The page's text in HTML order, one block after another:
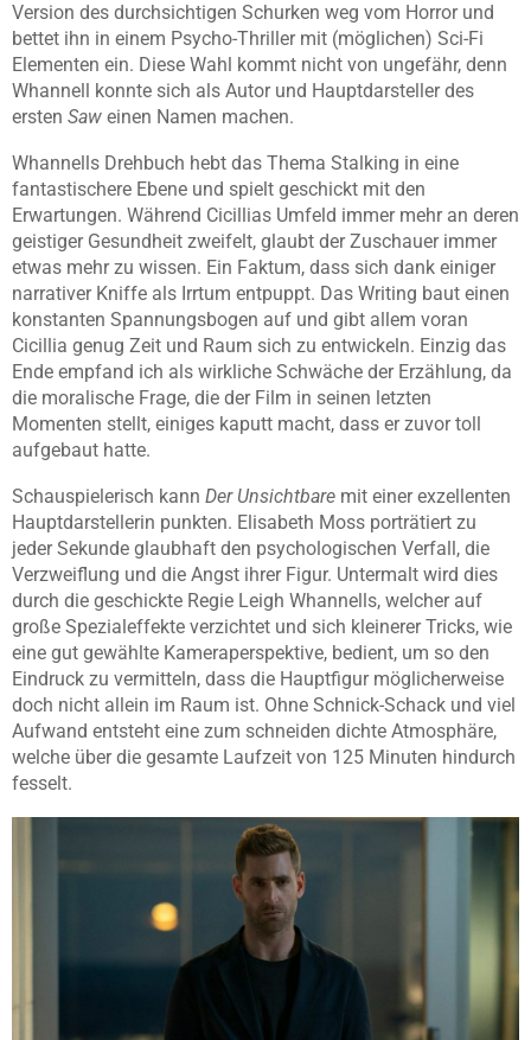
Version des durchsichtigen Schurken weg vom Horror und
bettet ihn in einem Psycho-Thriller mit (möglichen) Sci-Fi
Elementen ein. Diese Wahl kommt nicht von ungefähr, denn
Whannell konnte sich als Autor und Hauptdarsteller des
ersten Saw einen Namen machen.
Whannells Drehbuch hebt das Thema Stalking in eine
fantastischere Ebene und spielt geschickt mit den
Erwartungen. Während Cicillias Umfeld immer mehr an deren
geistiger Gesundheit zweifelt, glaubt der Zuschauer immer
etwas mehr zu wissen. Ein Faktum, dass sich dank einiger
narrativer Kniffe als Irrtum entpuppt. Das Writing baut einen
konstanten Spannungsbogen auf und gibt allem voran
Cicillia genug Zeit und Raum sich zu entwickeln. Einzig das
Ende empfand ich als wirkliche Schwäche der Erzählung, da
die moralische Frage, die der Film in seinen letzten
Momenten stellt, einiges kaputt macht, dass er zuvor toll
aufgebaut hatte.
Schauspielerisch kann Der Unsichtbare mit einer exzellenten
Hauptdarstellerin punkten. Elisabeth Moss porträtiert zu
jeder Sekunde glaubhaft den psychologischen Verfall, die
Verzweiflung und die Angst ihrer Figur. Untermalt wird dies
durch die geschickte Regie Leigh Whannells, welcher auf
große Spezialeffekte verzichtet und sich kleinerer Tricks, wie
eine gut gewählte Kameraperspektive, bedient, um so den
Eindruck zu vermitteln, dass die Hauptfigur möglicherweise
doch nicht allein im Raum ist. Ohne Schnick-Schack und viel
Aufwand entsteht eine zum schneiden dichte Atmosphäre,
welche über die gesamte Laufzeit von 125 Minuten hindurch
fesselt.